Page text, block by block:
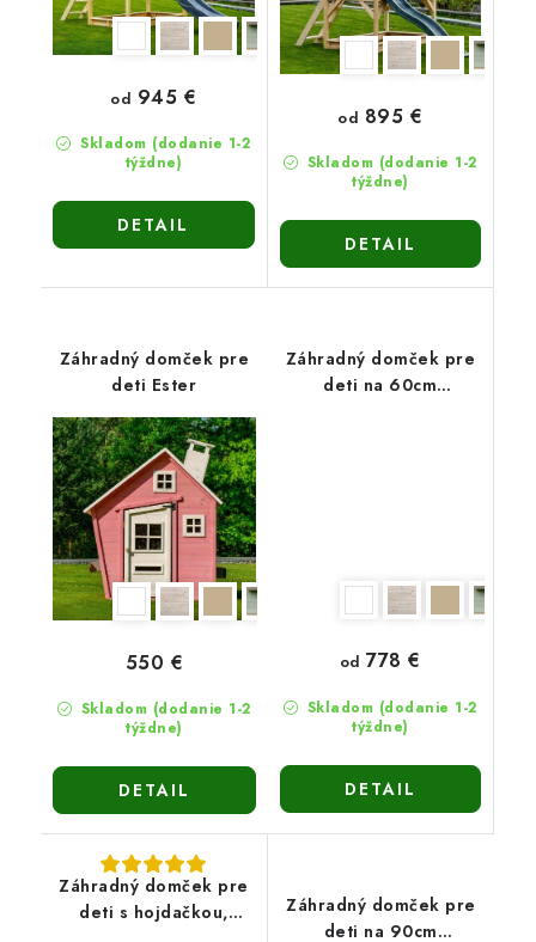
Skladom (dodanie 1-2
týždne)
od 945 €
DETAIL
Skladom (dodanie 1-2
týždne)
od 895 €
DETAIL
Záhradný domček pre
deti Ester
Skladom (dodanie 1-2
týždne)
550 €
DETAIL
Záhradný domček pre
deti na 60cm
Skladom (dodanie 1-2
týždne)
od 778 €
DETAIL
Záhradný domček pre
deti s hojdačkou,
Záhradný domček pre
deti na 90cm